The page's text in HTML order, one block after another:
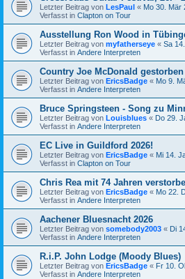
Letzter Beitrag von LesPaul « Mo 30. Mär
Verfasst in Clapton on Tour
Ausstellung Ron Wood in
Letzter Beitrag von myfatherseye « Sa
Verfasst in Andere Interpreten
Country Joe McDonald gestorben
Letzter Beitrag von EricsBadge « Mo 9.
Verfasst in Andere Interpreten
Bruce Springsteen - Song zu
Letzter Beitrag von Louisblues « Do 29.
Verfasst in Andere Interpreten
EC Live in Guildford 2026!
Letzter Beitrag von EricsBadge « Mi 14.
Verfasst in Clapton on Tour
Chris Rea mit 74 Jahren
Letzter Beitrag von EricsBadge « Mo 22.
Verfasst in Andere Interpreten
Aachener Bluesnacht 2026
Letzter Beitrag von somebody2003 « Di
Verfasst in Andere Interpreten
R.i.P. John Lodge (Moody Blues)
Letzter Beitrag von EricsBadge « Fr 10.
Verfasst in Andere Interpreten